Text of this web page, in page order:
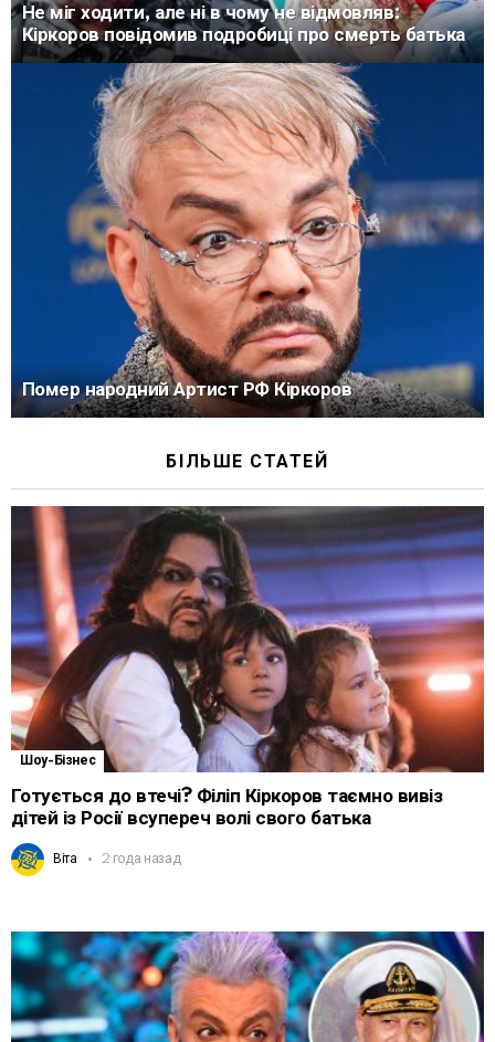
Не міг ходити, але ні в чому не відмовляв:
Кіркоров повідомив подробиці про смерть батька
Помер народний Артист РФ Кіркоров
БІЛЬШЕ СТАТЕЙ
Шоу-Бізнес
Готується до втечі? Філіп Кіркоров таємно вивіз
дітей із Росії всупереч волі свого батька
Віта 2 года назад